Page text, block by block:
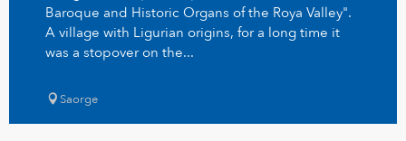
Baroque and Historic Organs of the Roya Valley".
A village with Ligurian origins, for a long time it
was a stopover on the...
Saorge